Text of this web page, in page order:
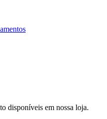
disponíveis em nossa loja.